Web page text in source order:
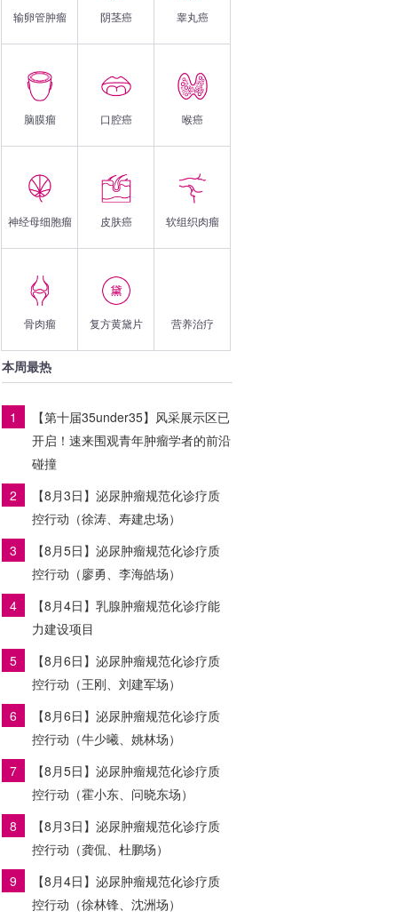
输卵管肿瘤 阴茎癌 睾丸癌
脑膜瘤 口腔癌 喉癌
神经母细胞瘤 皮肤癌 软组织肉瘤
骨肉瘤 复方黄黛片 营养治疗
本周最热
1
【第十届35under35】风采展示区已
开启！速来围观青年肿瘤学者的前沿
碰撞
2
【8月3日】泌尿肿瘤规范化诊疗质
控行动（徐涛、寿建忠场）
3
【8月5日】泌尿肿瘤规范化诊疗质
控行动（廖勇、李海皓场）
4
【8月4日】乳腺肿瘤规范化诊疗能
力建设项目
5
【8月6日】泌尿肿瘤规范化诊疗质
控行动（王刚、刘建军场）
6
【8月6日】泌尿肿瘤规范化诊疗质
控行动（牛少曦、姚林场）
7
【8月5日】泌尿肿瘤规范化诊疗质
控行动（霍小东、问晓东场）
8
【8月3日】泌尿肿瘤规范化诊疗质
控行动（龚侃、杜鹏场）
9
【8月4日】泌尿肿瘤规范化诊疗质
控行动（徐林锋、沈洲场）